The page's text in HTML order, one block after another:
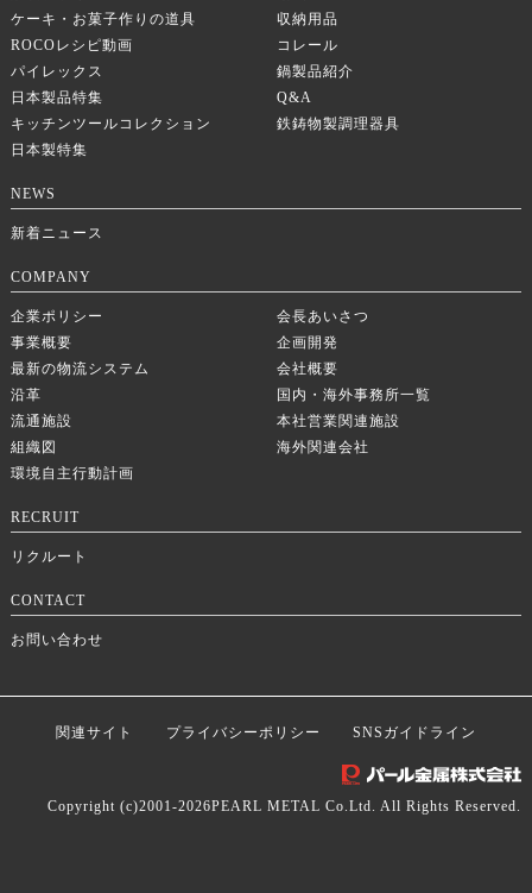
ケーキ・お菓子作りの道具
収納用品
ROCOレシピ動画
コレール
パイレックス
鍋製品紹介
日本製品特集
Q&A
キッチンツールコレクション
鉄鋳物製調理器具
日本製特集
NEWS
新着ニュース
COMPANY
企業ポリシー
会長あいさつ
事業概要
企画開発
最新の物流システム
会社概要
沿革
国内・海外事務所一覧
流通施設
本社営業関連施設
組織図
海外関連会社
環境自主行動計画
RECRUIT
リクルート
CONTACT
お問い合わせ
関連サイト プライバシーポリシー SNSガイドライン
Copyright (c)2001-2026PEARL METAL Co.Ltd. All Rights Reserved.